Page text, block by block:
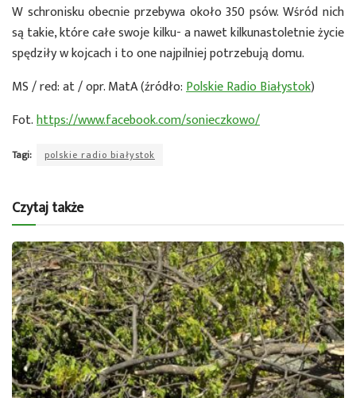
W schronisku obecnie przebywa około 350 psów. Wśród nich
są takie, które całe swoje kilku- a nawet kilkunastoletnie życie
spędziły w kojcach i to one najpilniej potrzebują domu.
MS / red: at / opr. MatA (źródło:Polskie Radio Białystok)
Fot.https://www.facebook.com/sonieczkowo/
Tagi: polskie radio białystok
Czytaj także